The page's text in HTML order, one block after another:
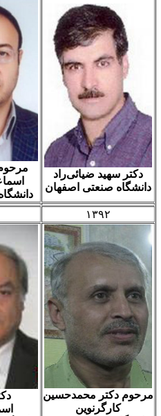
ضیائی‌راد
صنعتی اصفهان
مرحوم دکتر
دانشگاه
محمدحسین
کارگرنوین
دکتر